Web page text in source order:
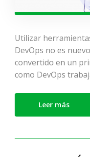
Utilizar
DevOps no es
convertido en un
como DevOps
Leer más